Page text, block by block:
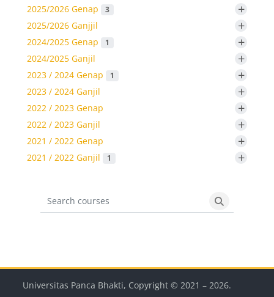
2025/2026 Genap 3 +
2025/2026 Ganjjil +
2024/2025 Genap 1 +
2024/2025 Ganjil +
2023 / 2024 Genap 1 +
2023 / 2024 Ganjil +
2022 / 2023 Genap +
2022 / 2023 Ganjil +
2021 / 2022 Genap +
2021 / 2022 Ganjil 1 +
Search courses
Search
Blok
Blok
Blok
Blok
Universitas Panca Bhakti, Copyright © 2021 –2026.